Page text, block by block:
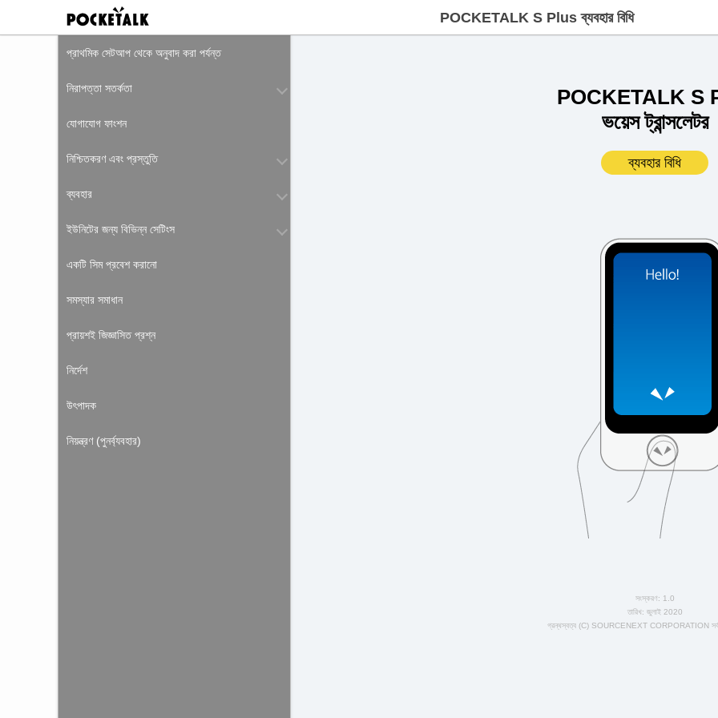
POCKETALK S Plus ব্যবহার বিধি
প্রাথমিক সেটআপ থেকে অনুবাদ করা পর্যন্ত
নিরাপত্তা সতর্কতা
যোগাযোগ ফাংশন
নিশ্চিতকরণ এবং প্রস্তুতি
ব্যবহার
ইউনিটের জন্য বিভিন্ন সেটিংস
একটি সিম প্রবেশ করানো
সমস্যার সমাধান
প্রায়শই জিজ্ঞাসিত প্রশ্ন
নির্দেশ
উৎপাদক
নিয়ন্ত্রণ (পুনর্ব্যবহার)
POCKETALK S
ভয়েস ট্রান্সলেটর
ব্যবহার বিধি
সংস্করণ: 1.0
তারিখ: জুলাই 2020
গ্রন্থস্বত্ব (C) SOURCENEXT CORPORATION